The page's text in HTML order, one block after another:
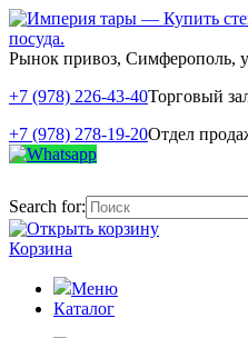
Рынок привоз, Симферополь,
+7 (978) 226-43-40Торговый
+7 (978) 278-19-20Отдел
Search for:
Корзина
Меню
Каталог